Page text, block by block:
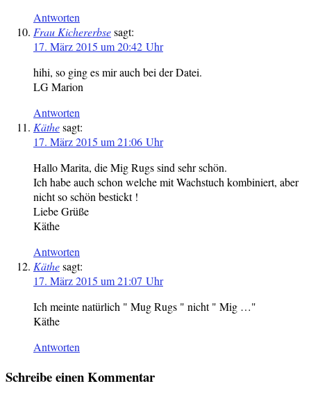
Antworten
Frau Kichererbsesagt:
17. März 2015 um 20:42 Uhr
hihi, so ging es mir auch bei der Datei.
LG Marion
Antworten
Käthesagt:
17. März 2015 um 21:06 Uhr
Hallo Marita, die Mig Rugs sind sehr schön.
Ich habe auch schon welche mit Wachstuch kombiniert, aber
nicht so schön bestickt !
Liebe Grüße
Käthe
Antworten
Käthesagt:
17. März 2015 um 21:07 Uhr
Ich meinte natürlich " Mug Rugs " nicht " Mig …"
Käthe
Antworten
Schreibe einen Kommentar